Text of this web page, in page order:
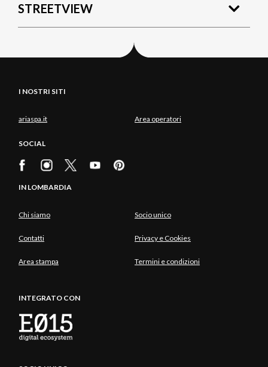
STREETVIEW
I NOSTRI SITI
ariaspa.it Area operatori
SOCIAL
IN LOMBARDIA
Chi siamo Socio unico
Contatti Privacy e Cookies
Area stampa Termini e condizioni
INTEGRATO CON